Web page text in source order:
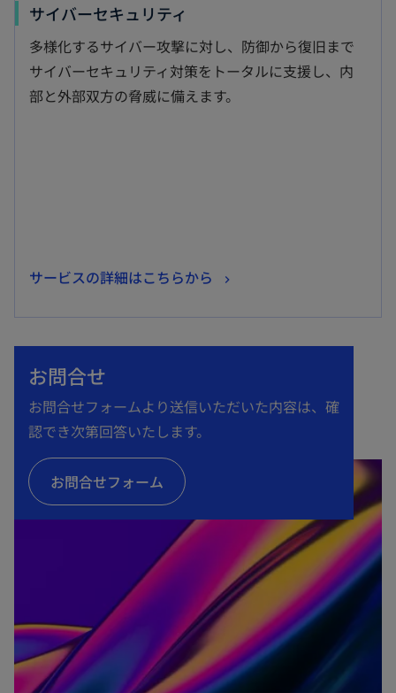
サイバーセキュリティ
し
い
タ
多様化するサイバー攻撃に対し、防御から復旧まで
サイバーセキュリティ対策をトータルに支援し、内
部と外部双方の脅威に備えます。
サービスの詳細はこちらから
タ
で
お問合せ
お問合せフォームより送信いただいた内容は、確
認でき次第回答いたします。
お問合せフォーム